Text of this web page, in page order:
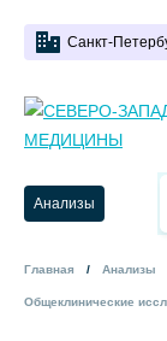
Санкт-
Анализы
Главная Анализы
Общеклинические